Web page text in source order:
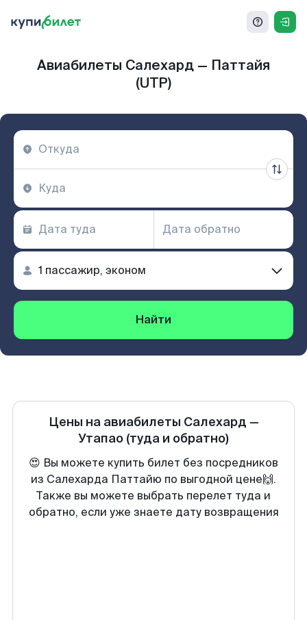
Авиабилеты Салехард — Паттайя
(UTP)
Найти
Цены на авиабилеты Салехард —
Утапао (туда и обратно)
😍 Вы можете купить билет без посредников
из Салехарда Паттайю по выгодной цене🙌.
Также вы можете выбрать перелет туда и
обратно, если уже знаете дату возвращения